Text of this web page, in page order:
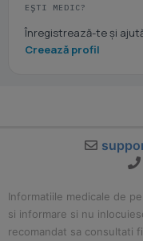
EȘTI MEDIC?
Înregistrează-te și
Creează profil
Informatiile medicale de
si informare si nu
recomandat sa consultati